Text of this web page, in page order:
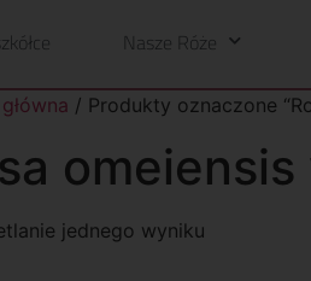
Nasze Róże
/ Produkty oznaczone
jednego wyniku